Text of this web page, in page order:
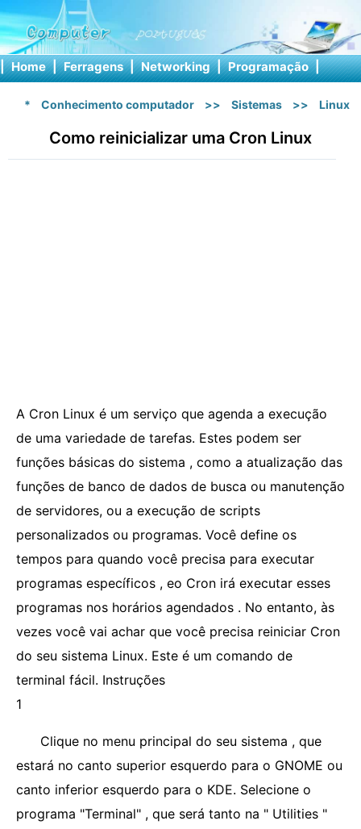
| Home | Ferragens | Networking | Programação |
* Conhecimento computador >> Sistemas >> Linux
Como reinicializar uma Cron Linux
A Cron Linux é um serviço que agenda a execução
de uma variedade de tarefas. Estes podem ser
funções básicas do sistema , como a atualização das
funções de banco de dados de busca ou manutenção
de servidores, ou a execução de scripts
personalizados ou programas. Você define os
tempos para quando você precisa para executar
programas específicos , eo Cron irá executar esses
programas nos horários agendados . No entanto, às
vezes você vai achar que você precisa reiniciar Cron
do seu sistema Linux. Este é um comando de
terminal fácil. Instruções
1
Clique no menu principal do seu sistema , que
estará no canto superior esquerdo para o GNOME ou
canto inferior esquerdo para o KDE. Selecione o
programa "Terminal" , que será tanto na " Utilities "